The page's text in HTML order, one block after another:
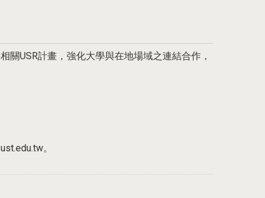
USR計畫，強化大學與在地場域之連結合作，
。